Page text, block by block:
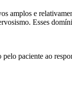
amplos e
Esses
paciente ao